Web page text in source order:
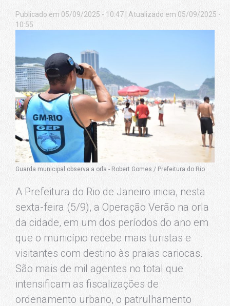
Publicado em 05/09/2025 - 10:47
Atualizado em 05/09/2025 -
10:55
Guarda municipal observa a orla - Robert Gomes / Prefeitura do Rio
A Prefeitura do Rio de Janeiro inicia, nesta
sexta-feira (5/9), a Operação Verão na orla
da cidade, em um dos períodos do ano em
que o município recebe mais turistas e
visitantes com destino às praias cariocas.
São mais de mil agentes no total que
intensificam as fiscalizações de
ordenamento urbano, o patrulhamento